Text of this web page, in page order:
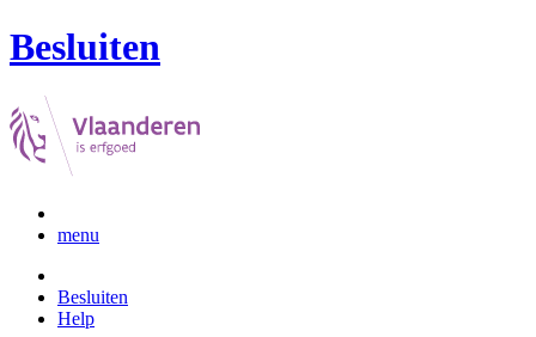
Besluiten
menu
Besluiten
Help